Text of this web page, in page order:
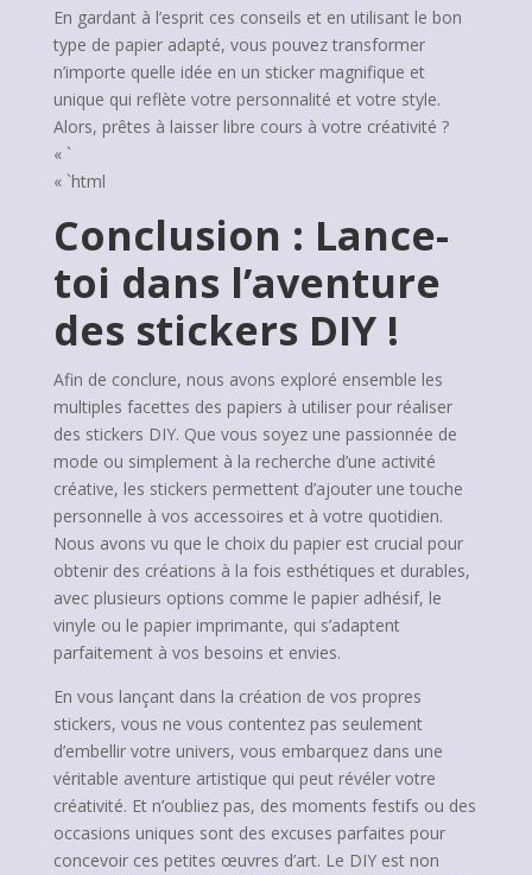
En gardant à l’esprit ces conseils et en utilisant le bon
type de papier adapté, vous pouvez transformer
n’importe quelle idée en un sticker magnifique et
unique qui reflète votre personnalité et votre style.
Alors, prêtes à laisser libre cours à votre créativité ?
« `
« `html
Conclusion : Lance-
toi dans l’aventure
des stickers DIY !
Afin de conclure, nous avons exploré ensemble les
multiples facettes des papiers à utiliser pour réaliser
des stickers DIY. Que vous soyez une passionnée de
mode ou simplement à la recherche d’une activité
créative, les stickers permettent d’ajouter une touche
personnelle à vos accessoires et à votre quotidien.
Nous avons vu que le choix du papier est crucial pour
obtenir des créations à la fois esthétiques et durables,
avec plusieurs options comme le papier adhésif, le
vinyle ou le papier imprimante, qui s’adaptent
parfaitement à vos besoins et envies.
En vous lançant dans la création de vos propres
stickers, vous ne vous contentez pas seulement
d’embellir votre univers, vous embarquez dans une
véritable aventure artistique qui peut révéler votre
créativité. Et n’oubliez pas, des moments festifs ou des
occasions uniques sont des excuses parfaites pour
concevoir ces petites œuvres d’art. Le DIY est non